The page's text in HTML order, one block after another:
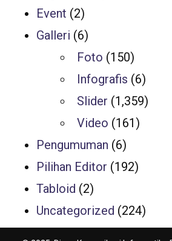
Event (2)
Galleri (6)
Foto (150)
Infografis (6)
Slider (1,359)
Video (161)
Pengumuman (6)
Pilihan Editor (192)
Tabloid (2)
Uncategorized (224)